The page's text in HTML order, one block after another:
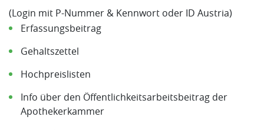
(Login mit P-Nummer & Kennwort oder ID Austria)
Erfassungsbeitrag
Gehaltszettel
Hochpreislisten
Info über den Öffentlichkeitsarbeitsbeitrag der
Apothekerkammer